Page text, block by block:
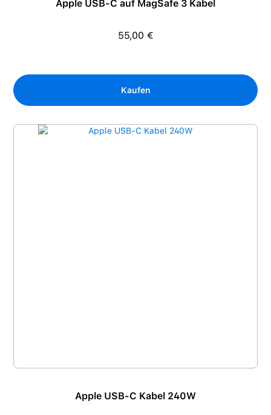
Apple USB-C auf MagSafe 3 Kabel
Regulärer Preis:
55,00 €
Kaufen
Apple USB-C Kabel 240W